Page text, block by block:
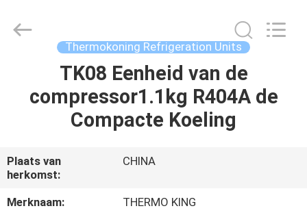
PRODUCTEN
OVER
ONS
LIMITED.
Thermokoning Refrigeration Units
TK08 Eenheid van de
compressor1.1kg R404A de
Compacte Koeling
Plaats van
herkomst:
CHINA
Merknaam:
THERMO KING